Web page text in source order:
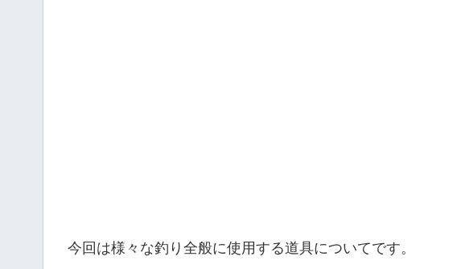
今回は様々な釣り全般に使用する道具についてです。